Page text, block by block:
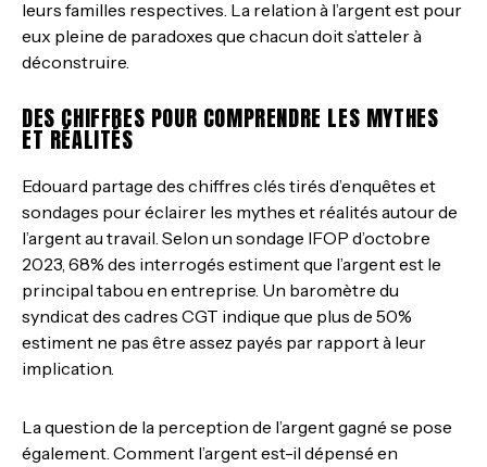
leurs familles respectives. La relation à l’argent est pour
eux pleine de paradoxes que chacun doit s’atteler à
déconstruire.
DES CHIFFRES POUR COMPRENDRE LES MYTHES
ET RÉALITÉS
Edouard partage des chiffres clés tirés d’enquêtes et
sondages pour éclairer les mythes et réalités autour de
l’argent au travail. Selon un sondage IFOP d’octobre
2023, 68% des interrogés estiment que l’argent est le
principal tabou en entreprise. Un baromètre du
syndicat des cadres CGT indique que plus de 50%
estiment ne pas être assez payés par rapport à leur
implication.
La question de la perception de l’argent gagné se pose
également. Comment l’argent est-il dépensé en